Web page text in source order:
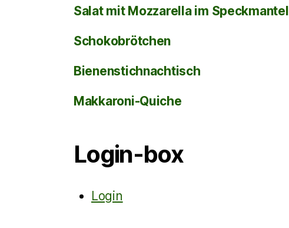
Salat mit Mozzarella im Speckmantel
Schokobrötchen
Bienenstichnachtisch
Makkaroni-Quiche
Login-box
Login